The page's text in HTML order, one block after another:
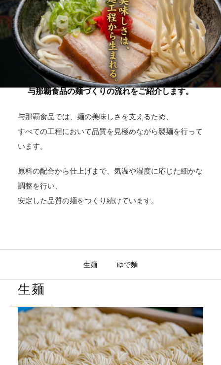
与那覇食品の麺づくりの流れをご紹介します。
与那覇食品では、麺の美味しさを支えるため、
すべての工程において品質を見極めながら製麺を行って
います。
原料の配合から仕上げまで、気温や湿度に応じた細かな
調整を行い、
安定した品質の麺をつくり続けています。
生麺 ゆで麵
生麺